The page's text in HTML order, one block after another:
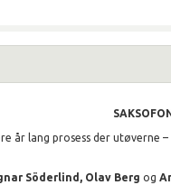
år lang prosess der utøverne
Söderlind, Olav Berg og